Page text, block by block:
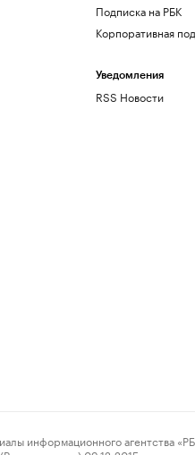
Подписка на РБК
Корпоративная
Уведомления
RSS Новости
агентства